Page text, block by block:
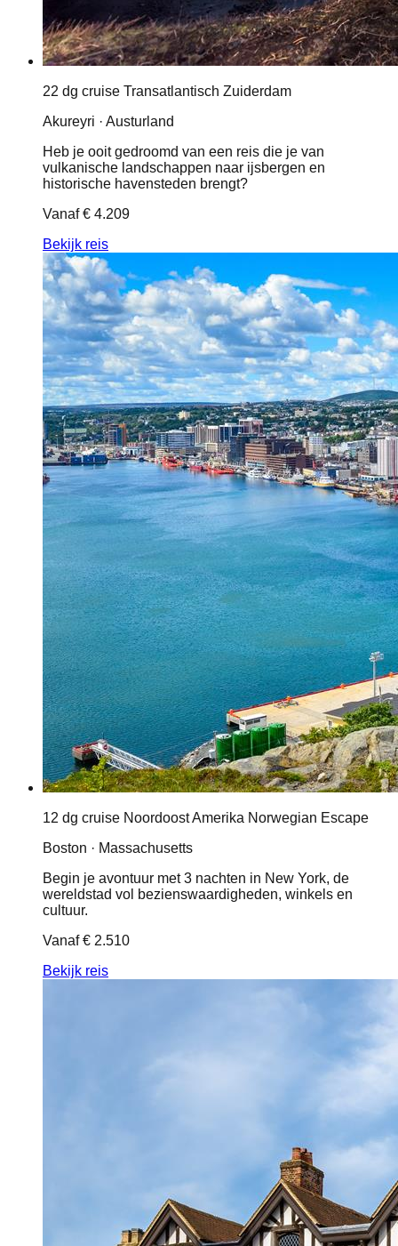
22 dg cruise Transatlantisch Zuiderdam
Akureyri · Austurland
Heb je ooit gedroomd van een reis die je van
vulkanische landschappen naar ijsbergen en
historische havensteden brengt?
Vanaf€ 4.209
Bekijk reis
12 dg cruise Noordoost Amerika Norwegian Escape
Boston · Massachusetts
Begin je avontuur met 3 nachten in New York, de
wereldstad vol bezienswaardigheden, winkels en
cultuur.
Vanaf€ 2.510
Bekijk reis